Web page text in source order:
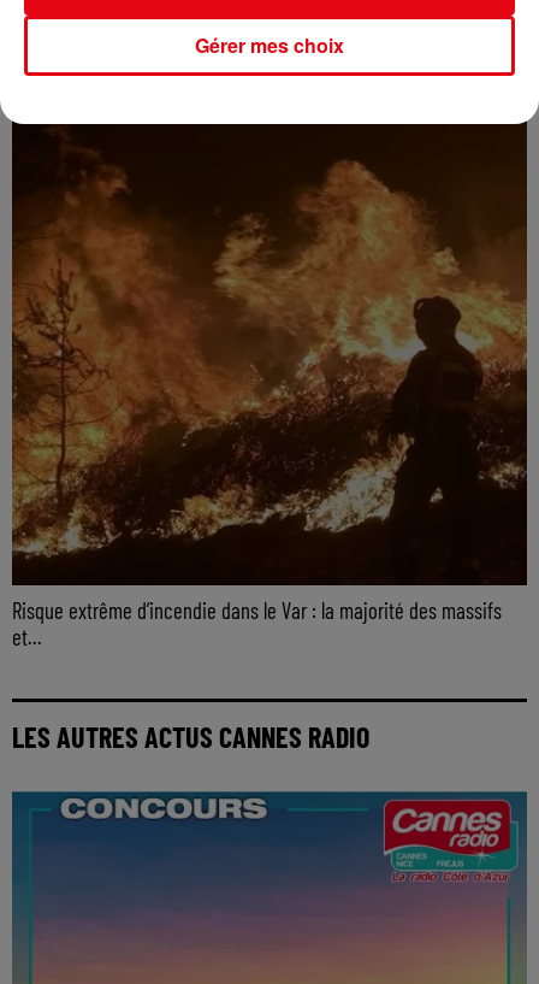
Incendies dans le Var : la fumée menace le millésime 2026 à...
Risque extrême d’incendie dans le Var : la majorité des massifs
et...
LES AUTRES ACTUS CANNES RADIO
Gérer mes choix